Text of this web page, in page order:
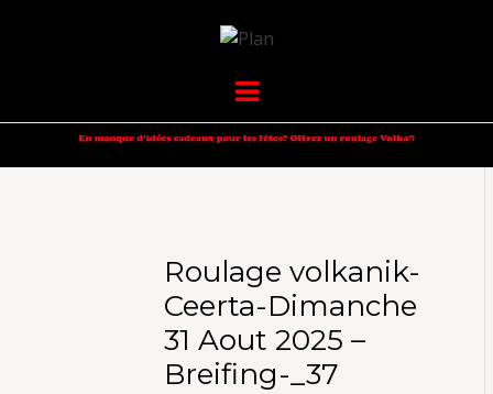
VOLKANIK-
ENDURANCE
Menu
Roulage volkanik-
Ceerta-Dimanche
31 Aout 2025 –
Breifing-_37